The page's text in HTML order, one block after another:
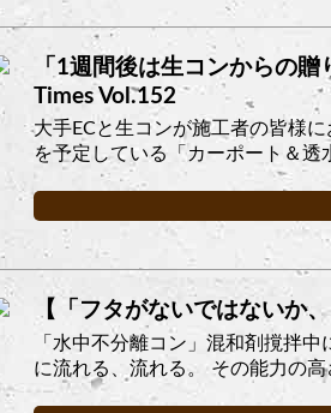
「1週間後は生コンからの
Times Vol.152
大手ECと生コンが施工者の皆様
を予定している「カーポート＆
【「フタがないではないか
「水中不分離コン」混和剤撹拌
に流れる、流れる。 その能力の